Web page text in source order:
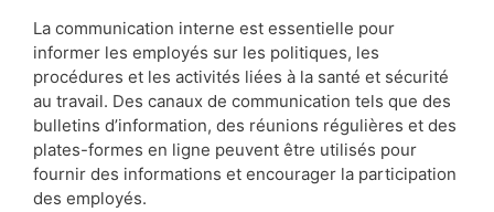
La communication interne est essentielle pour
informer les employés sur les politiques, les
procédures et les activités liées à la santé et sécurité
au travail. Des canaux de communication tels que des
bulletins d’information, des réunions régulières et des
plates-formes en ligne peuvent être utilisés pour
fournir des informations et encourager la participation
des employés.